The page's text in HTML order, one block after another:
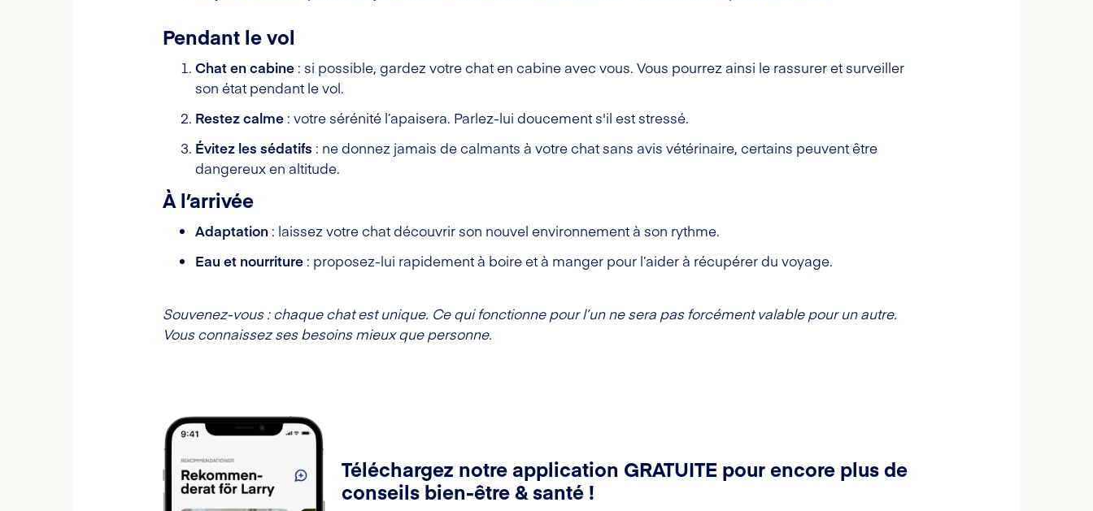
Pendant le vol
Chat en cabine : si possible, gardez votre chat en cabine avec vous. Vous pourrez ainsi le rassurer et surveiller
son état pendant le vol.
Restez calme : votre sérénité l’apaisera. Parlez-lui doucement s'il est stressé.
Évitez les sédatifs : ne donnez jamais de calmants à votre chat sans avis vétérinaire, certains peuvent être
dangereux en altitude.
À l’arrivée
Adaptation : laissez votre chat découvrir son nouvel environnement à son rythme.
Eau et nourriture : proposez-lui rapidement à boire et à manger pour l’aider à récupérer du voyage.
Souvenez-vous : chaque chat est unique. Ce qui fonctionne pour l’un ne sera pas forcément valable pour un autre.
Vous connaissez ses besoins mieux que personne.
Téléchargez notre application GRATUITE pour encore plus de
conseils bien-être & santé !